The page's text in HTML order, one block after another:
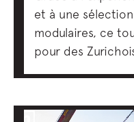
et à une
modulaires, ce
pour des